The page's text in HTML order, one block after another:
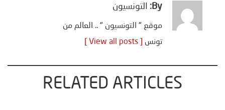
By: التونسيون
موقع " التونسيون " .. العالم من
تونس
RELATED ARTICLES